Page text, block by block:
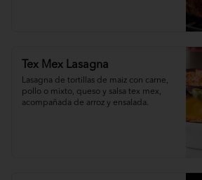
Tex Mex Lasagna
Lasagna de tortillas de maiz con carne,
pollo o mixto, queso y salsa tex mex,
acompañada de arroz y ensalada.